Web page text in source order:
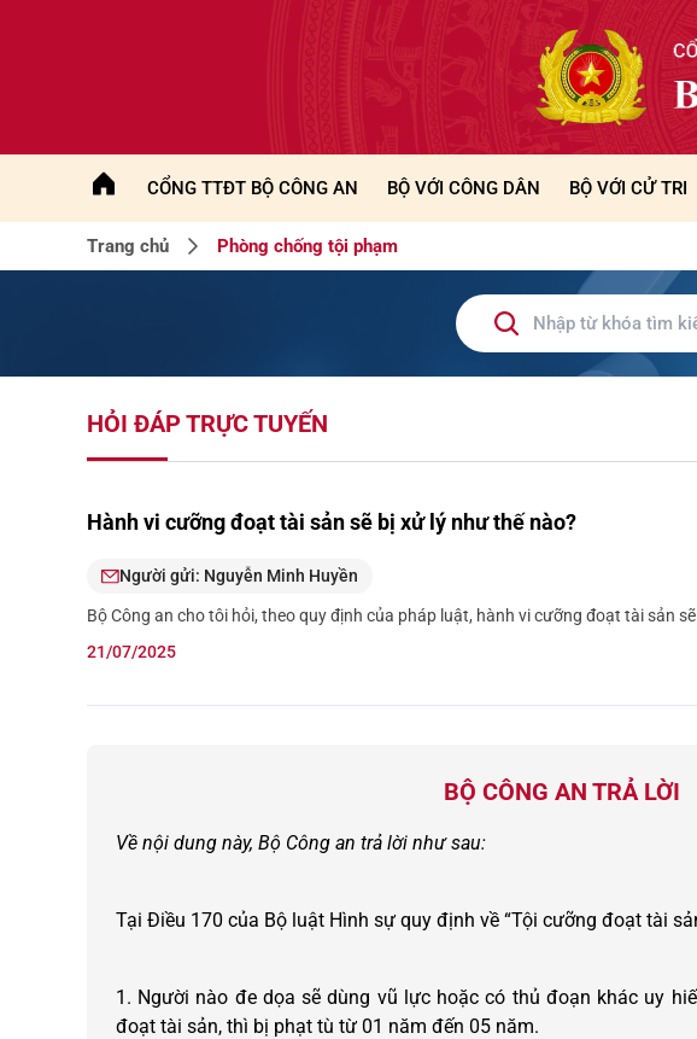
CỔNG TTĐT BỘ CÔNG AN BỘ VỚI CÔNG DÂN BỘ VỚI CỬ TRI
Trang chủ Phòng chống tội phạm
HỎI ĐÁP TRỰC TUYẾN
Hành vi cưỡng đoạt tài sản sẽ bị xử lý như thế nào?
Người gửi: Nguyễn Minh Huyền
Bộ Công an cho tôi hỏi, theo quy định của pháp luật, hành vi cưỡng đoạt tài sản
21/07/2025
BỘ CÔNG AN TRẢ LỜI
Về nội dung này, Bộ Công an trả lời như sau:
Tại Điều 170 của Bộ luật Hình sự quy định về “Tội cưỡng đoạt tài
1. Người nào đe dọa sẽ dùng vũ lực hoặc có thủ đoạn khác uy
đoạt tài sản, thì bị phạt tù từ 01 năm đến 05 năm.